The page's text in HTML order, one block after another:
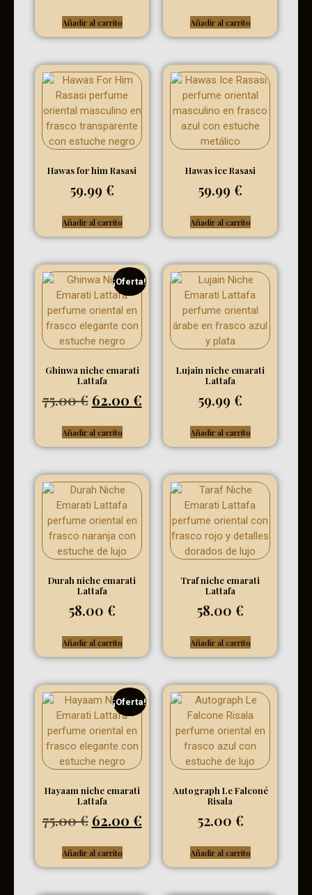
Añadir al carrito Añadir al carrito
Hawas for him Rasasi
59.99 €
Añadir al carrito
Hawas ice Rasasi
59.99 €
Añadir al carrito
¡Oferta!
Ghinwa niche emarati
Lattafa
75.00€ 62.00 €
Añadir al carrito
Lujain niche emarati
Lattafa
59.99 €
Añadir al carrito
Durah niche emarati
Lattafa
58.00 €
Añadir al carrito
Traf niche emarati
Lattafa
58.00 €
Añadir al carrito
¡Oferta!
Hayaam niche emarati
Lattafa
75.00€ 62.00 €
Añadir al carrito
Autograph Le Falconé
Risala
52.00 €
Añadir al carrito